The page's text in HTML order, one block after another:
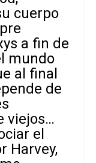
cuerpo
a fin de
mundo
al final
de
viejos…
el
Harvey,